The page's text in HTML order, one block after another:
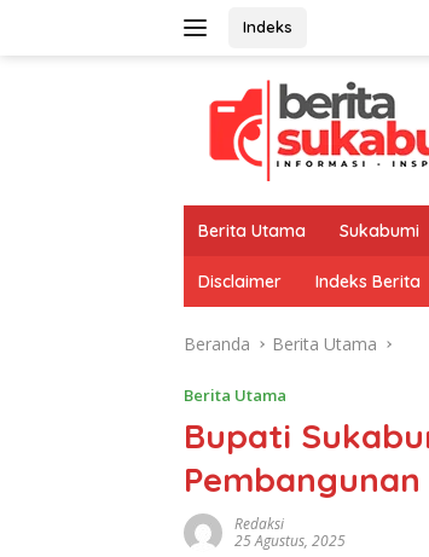
Indeks
Berita Utama Sukabumi
Disclaimer Indeks Berita
Beranda Berita Utama
Berita Utama
Bupati
Pembangunan
Redaksi
25 Agustus, 2025